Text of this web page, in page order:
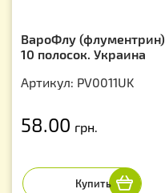
ВароФлу (флументрин)
10 полосок. Украина
Артикул: PV0011UK
58.00 грн.